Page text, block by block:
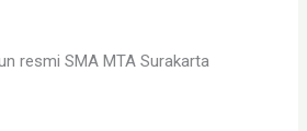
resmi SMA MTA Surakarta